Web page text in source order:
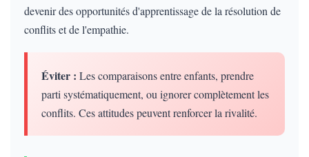
devenir des opportunités d'apprentissage de la résolution de
conflits et de l'empathie.
Éviter : Les comparaisons entre enfants, prendre
parti systématiquement, ou ignorer complètement les
conflits. Ces attitudes peuvent renforcer la rivalité.